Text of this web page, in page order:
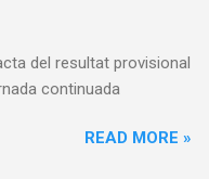
del resultat provisional
continuada
READ MORE »